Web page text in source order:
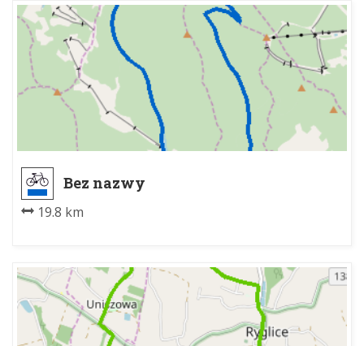
Bez nazwy
19.8 km